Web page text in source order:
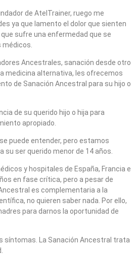
de AtelTrainer, ruego me
ya que lamento el dolor que sienten
sufre una enfermedad que se
Ancestrales, sanación desde otro
medicina alternativa, les ofrecemos
de Sanación Ancestral para su hijo o
de su querido hijo o hija para
apropiado.
puede entender, pero estamos
su ser querido menor de 14 años.
y hospitales de España, Francia e
en fase crítica, pero a pesar de
es complementaria a la
no quieren saber nada. Por ello,
para darnos la oportunidad de
síntomas. La Sanación Ancestral trata